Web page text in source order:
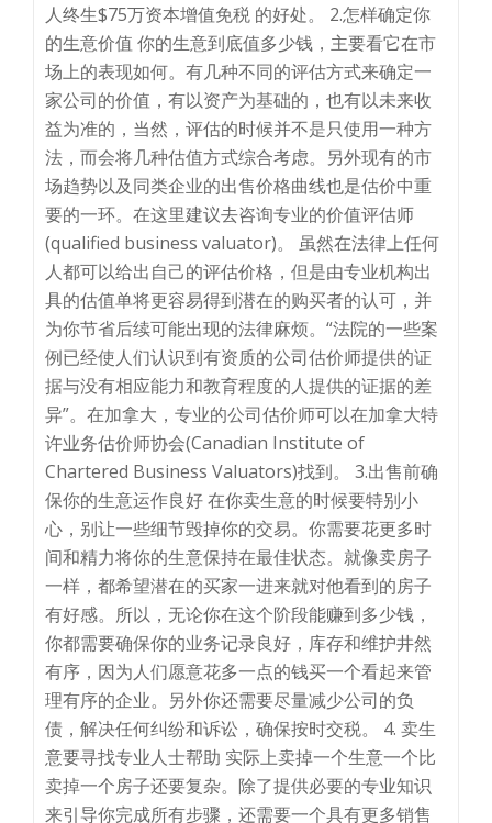
人终生$75万资本增值免税 的好处。 2.怎样确定你
的生意价值 你的生意到底值多少钱，主要看它在市
场上的表现如何。有几种不同的评估方式来确定一
家公司的价值，有以资产为基础的，也有以未来收
益为准的，当然，评估的时候并不是只使用一种方
法，而会将几种估值方式综合考虑。另外现有的市
场趋势以及同类企业的出售价格曲线也是估价中重
要的一环。在这里建议去咨询专业的价值评估师
(qualified business valuator)。 虽然在法律上任何
人都可以给出自己的评估价格，但是由专业机构出
具的估值单将更容易得到潜在的购买者的认可，并
为你节省后续可能出现的法律麻烦。“法院的一些案
例已经使人们认识到有资质的公司估价师提供的证
据与没有相应能力和教育程度的人提供的证据的差
异”。在加拿大，专业的公司估价师可以在加拿大特
许业务估价师协会(Canadian Institute of
Chartered Business Valuators)找到。 3.出售前确
保你的生意运作良好 在你卖生意的时候要特别小
心，别让一些细节毁掉你的交易。你需要花更多时
间和精力将你的生意保持在最佳状态。就像卖房子
一样，都希望潜在的买家一进来就对他看到的房子
有好感。所以，无论你在这个阶段能赚到多少钱，
你都需要确保你的业务记录良好，库存和维护井然
有序，因为人们愿意花多一点的钱买一个看起来管
理有序的企业。另外你还需要尽量减少公司的负
债，解决任何纠纷和诉讼，确保按时交税。 4. 卖生
意要寻找专业人士帮助 实际上卖掉一个生意一个比
卖掉一个房子还要复杂。除了提供必要的专业知识
来引导你完成所有步骤，还需要一个具有更多销售